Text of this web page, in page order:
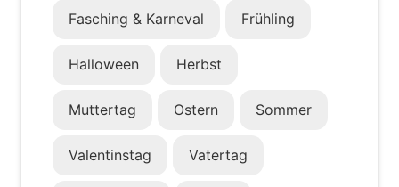
Fasching & Karneval Frühling
Halloween Herbst
Muttertag Ostern Sommer
Valentinstag Vatertag